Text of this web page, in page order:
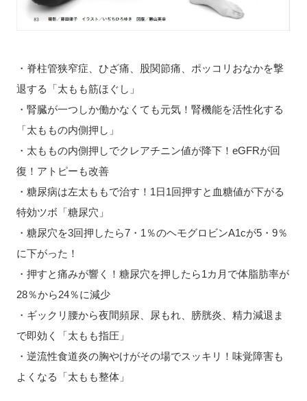
・脊柱管狭窄症、ひざ痛、股関節痛、ポッコリおなかを撃
退する「太もも筋ほぐし」
・腎臓が一つしか働かなくても元気！腎機能を活性化する
「太ももの内側押し」
・太ももの内側押しでクレアチニン値が降下！eGFRが回
復！アトピーも改善
・糖尿病は左太ももで治す！1日1回押すと血糖値が下がる
特効ツボ「糖尿穴」
・糖尿穴を3回押したら7・1％のヘモグロビンA1cが5・9％
に下がった！
・押すと痛みが響く！糖尿穴を押したら1カ月で体脂肪率が
28％から24％に減少
・ギックリ腰から夜間頻尿、尿もれ、膀胱炎、精力減退ま
で即効く「太もも指圧」
・逆流性食道炎の胸やけがその場でスッキリ！味覚障害も
よくなる「太もも整体」